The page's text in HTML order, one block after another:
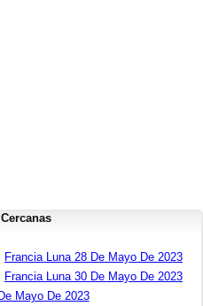
Francia Luna 28 De Mayo De 2023
Francia Luna 30 De Mayo De 2023
Mayo De 2023